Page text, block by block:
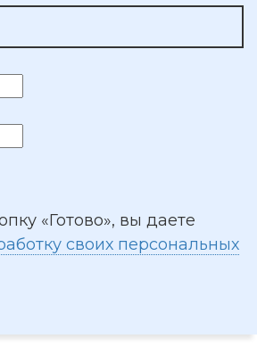
«Готово», вы даете
своих персональных